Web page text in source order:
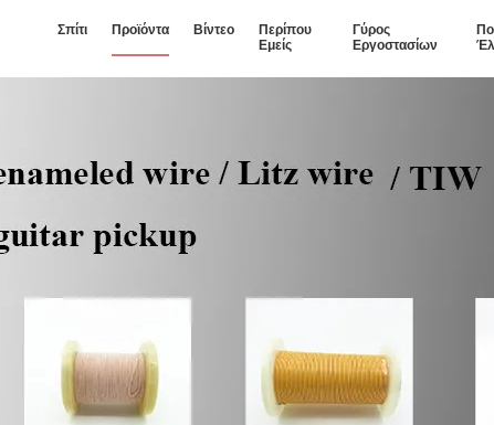
Σπίτι Προϊόντα Βίντεο
Περίπου
Εμείς
Γύρος
Εργοστασίων